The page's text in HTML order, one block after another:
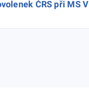
ČRS při MS